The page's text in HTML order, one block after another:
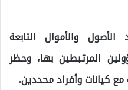
الأصول والأموال التابعة
المرتبطين بها، وحظر
مع كيانات وأفراد محددين.